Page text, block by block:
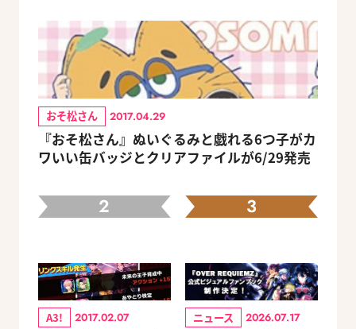
おそ松さん 2017.04.29
『おそ松さん』ぬいぐるみと戯れる6つ子がカ
ワいい缶バッジとクリアファイルが6/29発売
2
A3! 2017.02.07
3
ニュース 2026.07.17